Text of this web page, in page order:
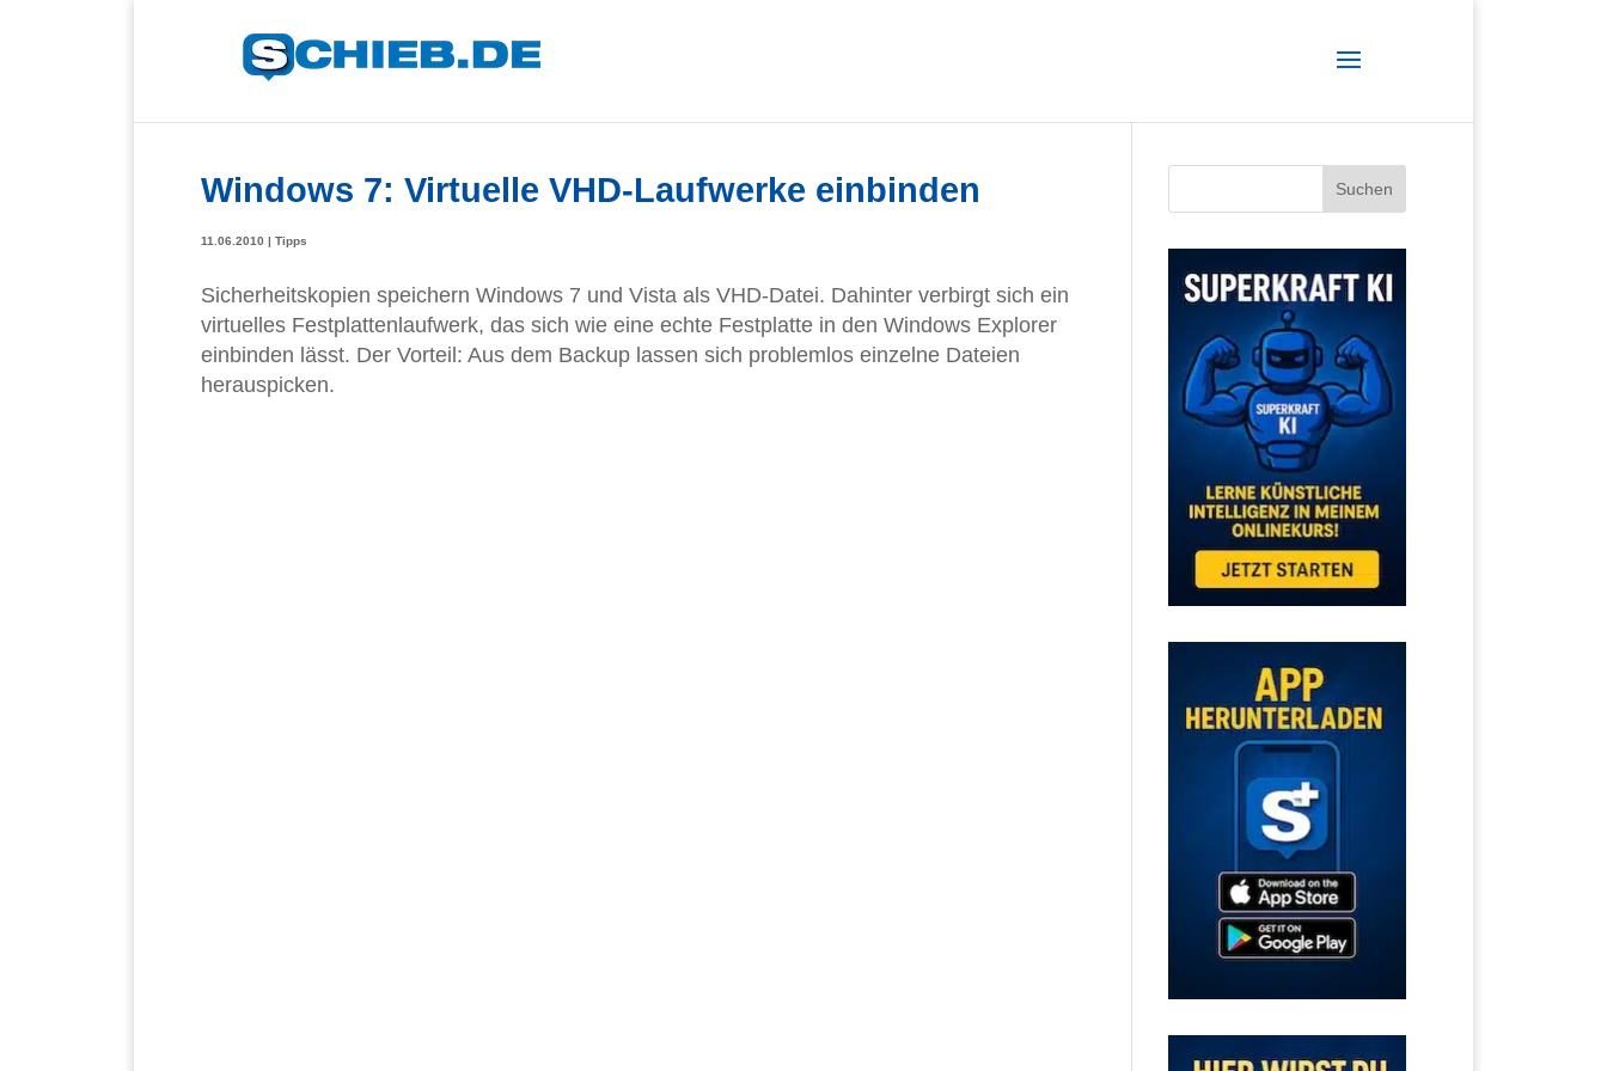
Windows 7: Virtuelle VHD-Laufwerke einbinden
11.06.2010 | Tipps
Sicherheitskopien speichern Windows 7 und Vista als VHD-Datei. Dahinter verbirgt sich ein
virtuelles Festplattenlaufwerk, das sich wie eine echte Festplatte in den Windows Explorer
einbinden lässt. Der Vorteil: Aus dem Backup lassen sich problemlos einzelne Dateien
herauspicken.